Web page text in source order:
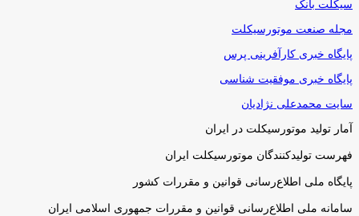
سیکلت بانک
مجله صنعت موتورسیکلت
پایگاه خبری کارآفرینی پرس
پایگاه خبری موفقیت شناسی
سایت محمدعلی نژادیان
آمار تولید موتورسیکلت در ایران
فهرست تولیدکنندگان موتورسیکلت ایران
پایگاه ملی اطلاع‌رسانی قوانین و مقررات کشور
سامانه ملی اطلاع‌رسانی قوانین و مقررات جمهوری اسلامی ایران